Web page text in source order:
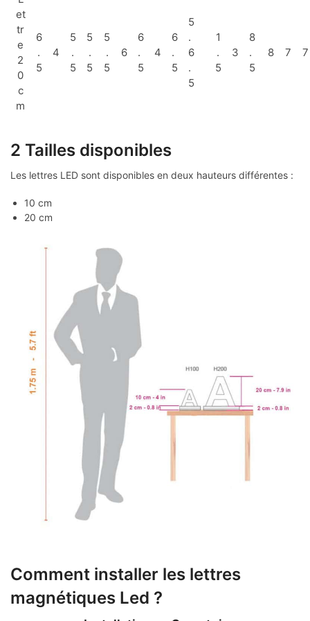
et
tr
e
2
0
c
m
6
.
5
4
5
.
5
5
.
5
5
.
5
6
6
.
5
4
6
.
5
5
.
6
.
5
1
.
5
3
8
.
5
8 7 7
2 Tailles disponibles
Les lettres LED sont disponibles en deux hauteurs différentes :
10 cm
20 cm
Comment installer les lettres
magnétiques Led ?